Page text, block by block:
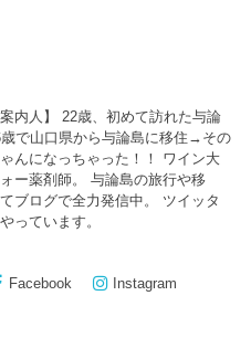
内人】 22歳、初めて訪れた与論
で山口県から与論島に移住→その
んになっちゃった！！ ワイン大
ー薬剤師。 与論島の旅行や移
ブログで全力発信中。 ツイッタ
っています。
Facebook Instagram